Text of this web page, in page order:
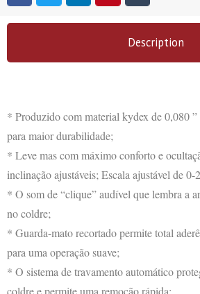
Description
* Produzido com material kydex de 0,080
para maior durabilidade;
* Leve mas com máximo conforto e
inclinação ajustáveis; Escala ajustável de 0-
* O som de “clique” audível que lembra a
no coldre;
* Guarda-mato recortado permite total
para uma operação suave;
* O sistema de travamento automático
coldre e permite uma remoção rápida;